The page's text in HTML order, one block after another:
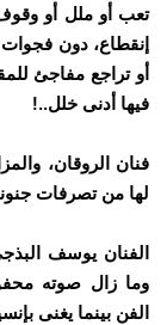
تعب أو ملل أو
إنقطاع، دون
أو تراجع مفاجئ
فيها أدنى خلل..!
فنان الروقان،
لها من تصرفات
الفنان يوسف
وما زال صوته
الفن بينما يغنى